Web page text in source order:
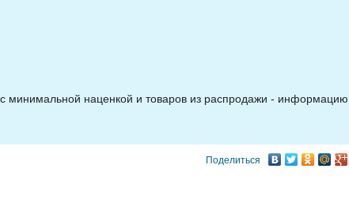
минимальной наценкой и товаров из распродажи - информацию
Поделиться